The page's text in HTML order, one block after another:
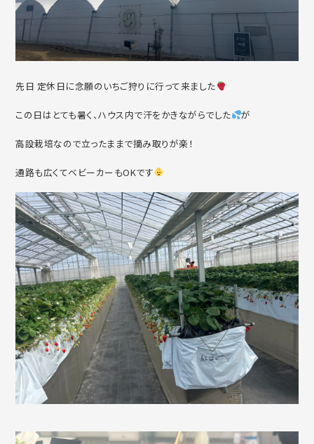
先日 定休日に念願のいちご狩りに行って来ました
この日はとても暑く、ハウス内で汗をかきながらでした が
高設栽培なので立ったままで摘み取りが楽！
通路も広くてベビーカーもOKです